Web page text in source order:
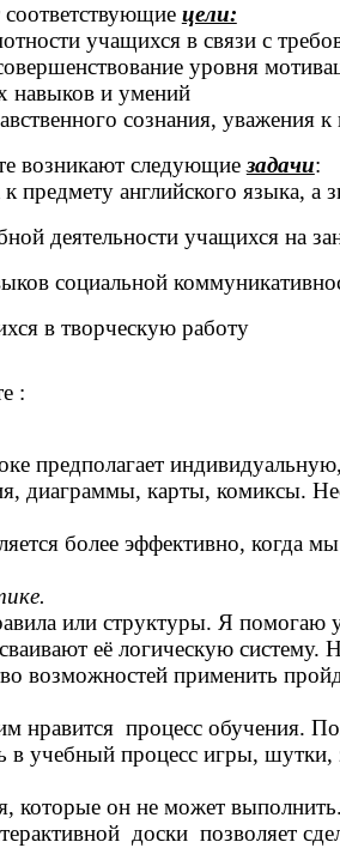
соответствующие цели:
учащихся в связи с
уровня
навыков и умений
сознания, уважения
возникают следующиезадачи:
к предмету английского языка, а
деятельности учащихся на
социальной
в творческую работу
:
предполагает
диаграммы, карты, комиксы.
более эффективно,
или структуры. Я
её логическую систему.
возможностей применить
нравится процесс обучения.
в учебный процесс игры,
которые он не может
доски позволяет